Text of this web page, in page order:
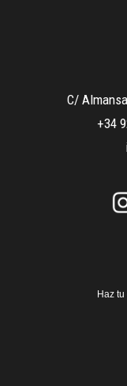
C/
+34
Haz